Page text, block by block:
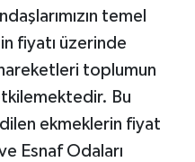
temel
fiyatı üzerinde
toplumun
Bu
ekmeklerin fiyat
Esnaf Odaları